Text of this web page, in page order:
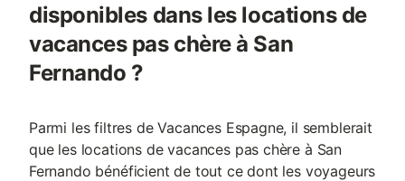
disponibles dans les locations de
vacances pas chère à San
Fernando ?
Parmi les filtres de Vacances Espagne, il semblerait
que les locations de vacances pas chère à San
Fernando bénéficient de tout ce dont les voyageurs